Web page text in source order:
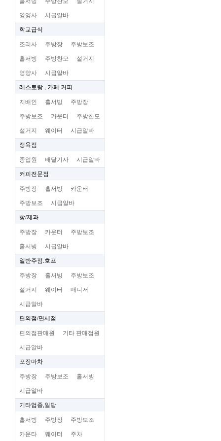
영양사 시급알바
학교급식
조리사 주방장 주방보조
홀서빙 주방찬모 설거지
영양사 시급알바
레스토랑 , 카페 커피
지배인 홀서빙 주방장
주방보조 카운터 주방찬모
설거지 웨이터 시급알바
정육점
종업원 배달기사 시급알바
커피전문점
주방장 홀서빙 카운터
주방보조 시급알바
빵/제과
주방장 카운터 주방보조
홀서빙 시급알바
일반주점.호프
주방장 홀서빙 주방보조
설거지 웨이터 매니저
시급알바
편의점/면세점
편의점판매원 기타 판매점원
시급알바
포장마차
주방장 주방보조 홀서빙
시급알바
기타업종,일당
홀서빙 주방장 주방보조
카운타 웨이터 주차